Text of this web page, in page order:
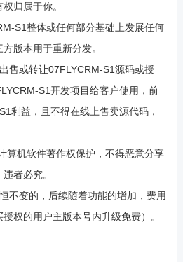
归属于你。
S1整体或任何部分基础上发展任何
版本用于重新分发。
售或转让07FLYCRM-S1源码或授
S1开发项目给客户使用，前
利益，且不得在线上售卖源代码，
算机软件著作权保护，不得恶意分享
者必究。
不变的，后续随着功能的增加，费用
权的用户主版本号内升级免费）。